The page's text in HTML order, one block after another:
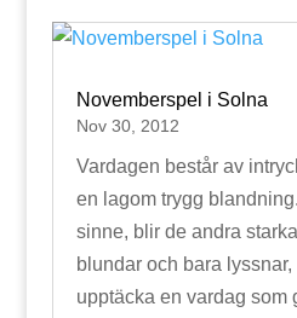
Novemberspel i Solna
Nov 30, 2012
Vardagen består av
en lagom trygg
sinne, blir de andra
blundar och bara
upptäcka en vardag som